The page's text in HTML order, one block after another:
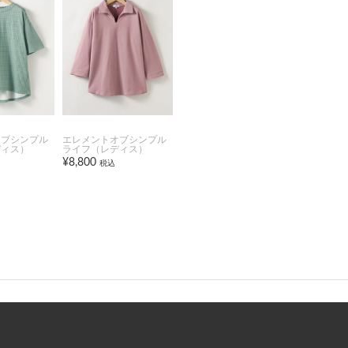
シンプル
ス）
エレメントオブシンプル
ライフ（レディス）
¥8,800 税込